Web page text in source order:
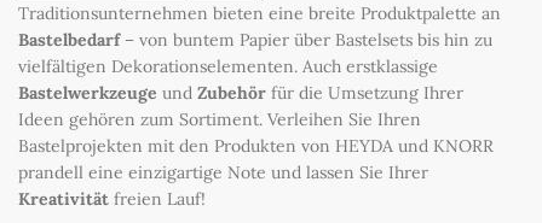
Traditionsunternehmen bieten eine breite Produktpalette an
Bastelbedarf– von buntem Papier über Bastelsets bis hin zu
vielfältigen Dekorationselementen. Auch erstklassige
Bastelwerkzeuge und Zubehör für die Umsetzung Ihrer
Ideen gehören zum Sortiment. Verleihen Sie Ihren
Bastelprojekten mit den Produkten von HEYDA und KNORR
prandell eine einzigartige Note und lassen Sie Ihrer
Kreativität freien Lauf!